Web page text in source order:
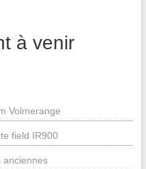
à venir
Volmerange
field IR900
anciennes